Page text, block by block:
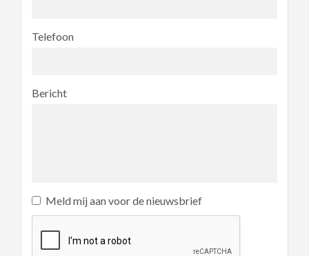
Telefoon
Bericht
Meld mij aan voor de nieuwsbrief